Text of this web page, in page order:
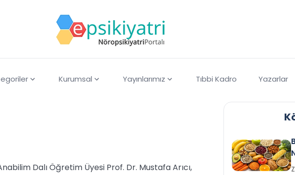
Kurumsal Yayınlarımız Tıbbi Kadro Yazarlar
Dalı Öğretim Üyesi Prof. Dr. Mustafa Arıcı,